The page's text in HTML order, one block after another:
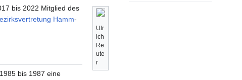
Ulr
ich
Re
ute
r
bis 2022 Mitglied des
Hamm-
bis 1987 eine